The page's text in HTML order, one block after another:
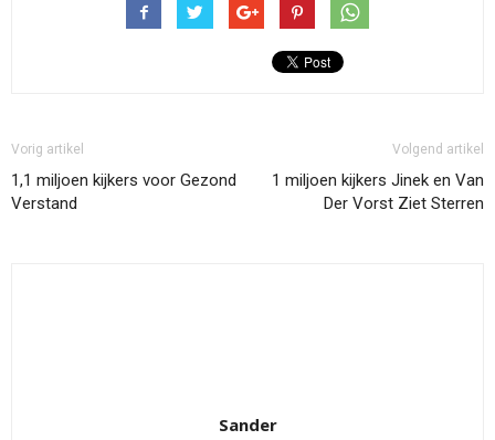
Vorig artikel
1,1 miljoen kijkers voor Gezond
Verstand
Volgend artikel
1 miljoen kijkers Jinek en Van
Der Vorst Ziet Sterren
Sander